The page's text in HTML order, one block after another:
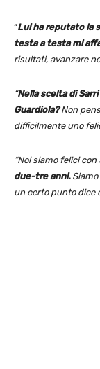
“Lui ha reputato la
testa a testa mi
risultati, avanzare
“Nella scelta di Sarri
Guardiola?Non
difficilmente uno
“Noi siamo felici
due-tre anni.Siamo
un certo punto dice